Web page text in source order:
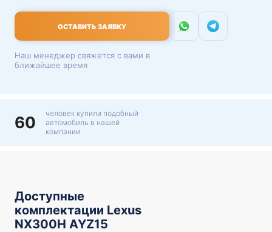
ОСТАВИТЬ ЗАЯВКУ
Наш менеджер свяжется с вами в
ближайшее время
60
человек купили подобный
автомобиль в нашей
компании
Доступные
комплектации Lexus
NX300H AYZ15